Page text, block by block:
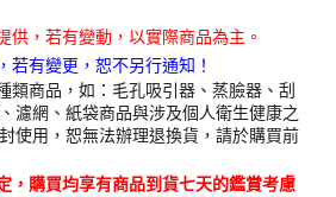
供，若有變動，以實際商品為主。
若有變更，恕不另行通知！
類商品，如：毛孔吸引器、蒸臉器、刮
濾網、紙袋商品與涉及個人衛生健康之
使用，恕無法辦理退換貨，請於購買前
，購買均享有商品到貨七天的鑑賞考慮